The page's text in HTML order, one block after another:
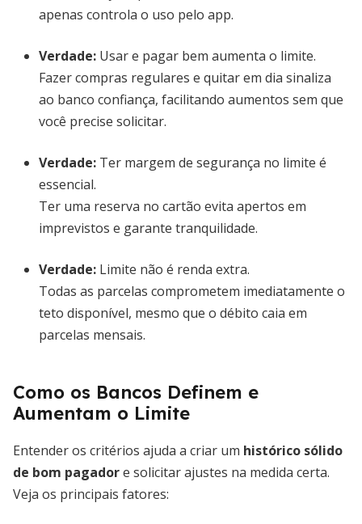
apenas controla o uso pelo app.
Verdade: Usar e pagar bem aumenta o limite.
Fazer compras regulares e quitar em dia sinaliza
ao banco confiança, facilitando aumentos sem que
você precise solicitar.
Verdade: Ter margem de segurança no limite é
essencial.
Ter uma reserva no cartão evita apertos em
imprevistos e garante tranquilidade.
Verdade: Limite não é renda extra.
Todas as parcelas comprometem imediatamente o
teto disponível, mesmo que o débito caia em
parcelas mensais.
Como os Bancos Definem e
Aumentam o Limite
Entender os critérios ajuda a criar um histórico sólido
de bom pagadore solicitar ajustes na medida certa.
Veja os principais fatores: